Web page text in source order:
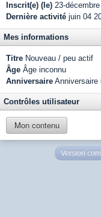
Inscrit(e) (le) 23-
Dernière activité juin 04
Mes informations
Titre Nouveau / peu actif
Âge Âge inconnu
Anniversaire Anniversaire
Contrôles utilisateur
Mon contenu
Version